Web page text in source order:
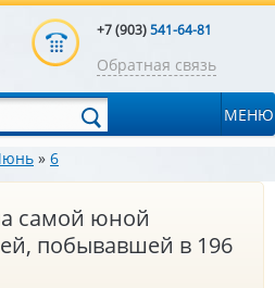
+7 (903)541-64-81
Обратная связь
МЕНЮ
» 6
самой юной
побывавшей в 196